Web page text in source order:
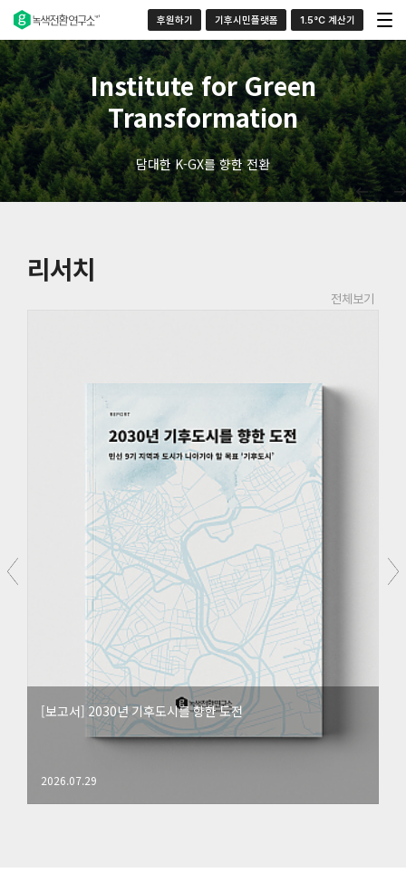
후원하기 기후시민플랫폼 1.5°C 계산기
Institute for Green
Transformation
담대한 K-GX를 향한 전환
리서치
전체보기
[보고서] 2030년 기후도시를 향한 도전
2026.07.29